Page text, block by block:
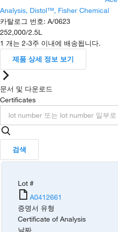
Analysis, Distol™, Fisher Chemical
카탈로그 번호: A/0623
252,000/2.5L
1 개는 2-3주 이내에 배송됩니다.
제품 상세 정보 보기
문서 및 다운로드
Certificates
검색
Lot #
A0412661
증명서 유형
Certificate of Analysis
날짜